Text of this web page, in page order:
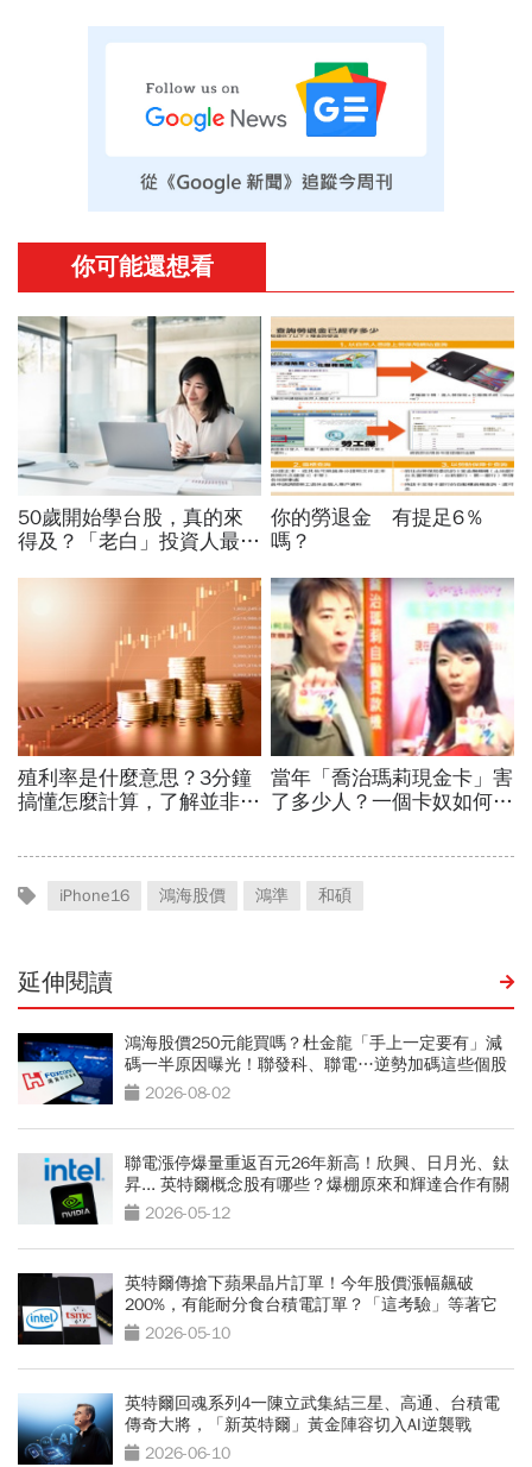
iPhone16 鴻海股價 鴻準 和碩
延伸閱讀
鴻海股價250元能買嗎？杜金龍「手上一定要有」減
碼一半原因曝光！聯發科、聯電…逆勢加碼這些個股
2026-08-02
聯電漲停爆量重返百元26年新高！欣興、日月光、鈦
昇... 英特爾概念股有哪些？爆棚原來和輝達合作有關
2026-05-12
英特爾傳搶下蘋果晶片訂單！今年股價漲幅飆破
200%，有能耐分食台積電訂單？「這考驗」等著它
2026-05-10
英特爾回魂系列4一陳立武集結三星、高通、台積電
傳奇大將，「新英特爾」黃金陣容切入AI逆襲戰
2026-06-10